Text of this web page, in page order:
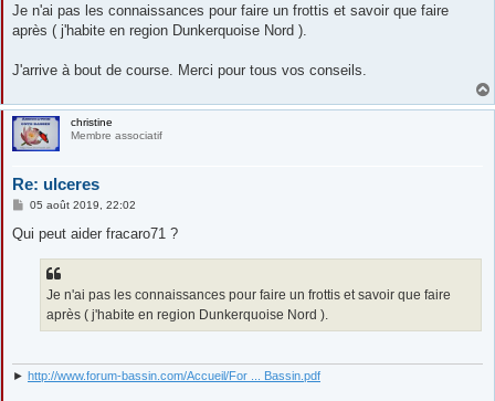
Je n'ai pas les connaissances pour faire un frottis et savoir que faire
après ( j'habite en region Dunkerquoise Nord ).
J'arrive à bout de course. Merci pour tous vos conseils.
christine
Membre associatif
Re: ulceres
M
s
05 août 2019, 22:02
Qui peut aider fracaro71 ?
Je n'ai pas les connaissances pour faire un frottis et savoir que faire
après ( j'habite en region Dunkerquoise Nord ).
► http://www.forum-bassin.com/Accueil/For ... Bassin.pdf